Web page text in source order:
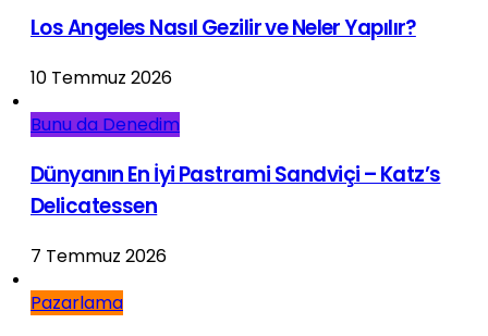
Los Angeles Nasıl Gezilir ve Neler Yapılır?
10 Temmuz 2026
Bunu da Denedim
Dünyanın En İyi Pastrami Sandviçi – Katz’s
Delicatessen
7 Temmuz 2026
Pazarlama